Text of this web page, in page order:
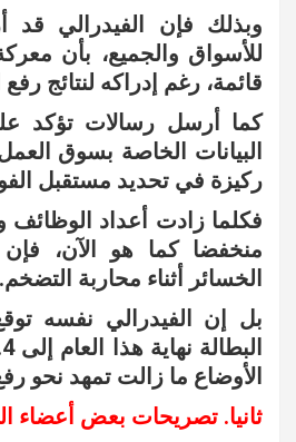
وبذلك فإن الفيدرالي قد
للأسواق والجميع، بأن
قائمة، رغم إدراكه لنتائج رفع
كما أرسل رسالات تؤكد
البيانات الخاصة بسوق
ركيزة في تحديد مستقبل
فكلما زادت أعداد الوظائف
منخفضا كما هو الآن، فإن
الخسائر أثناء محاربة التضخم.
بل إن الفيدرالي نفسه
الأوضاع ما زالت تمهد نحو
ثانيا. تصريحات بعض أعضاء